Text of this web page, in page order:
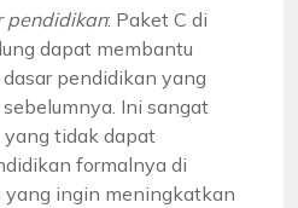
pendidikan: Paket C di
dapat membantu
pendidikan yang
Ini sangat
tidak dapat
formalnya di
yang ingin meningkatkan